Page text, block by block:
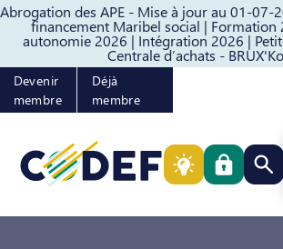
Abrogation des APE - Mise à jour au 01-07-
financement Maribel social | Formation
autonomie 2026 | Intégration 2026 |
Centrale d’achats -
Passer au contenuPasser au pied
Devenir
membre
Déjà
membre